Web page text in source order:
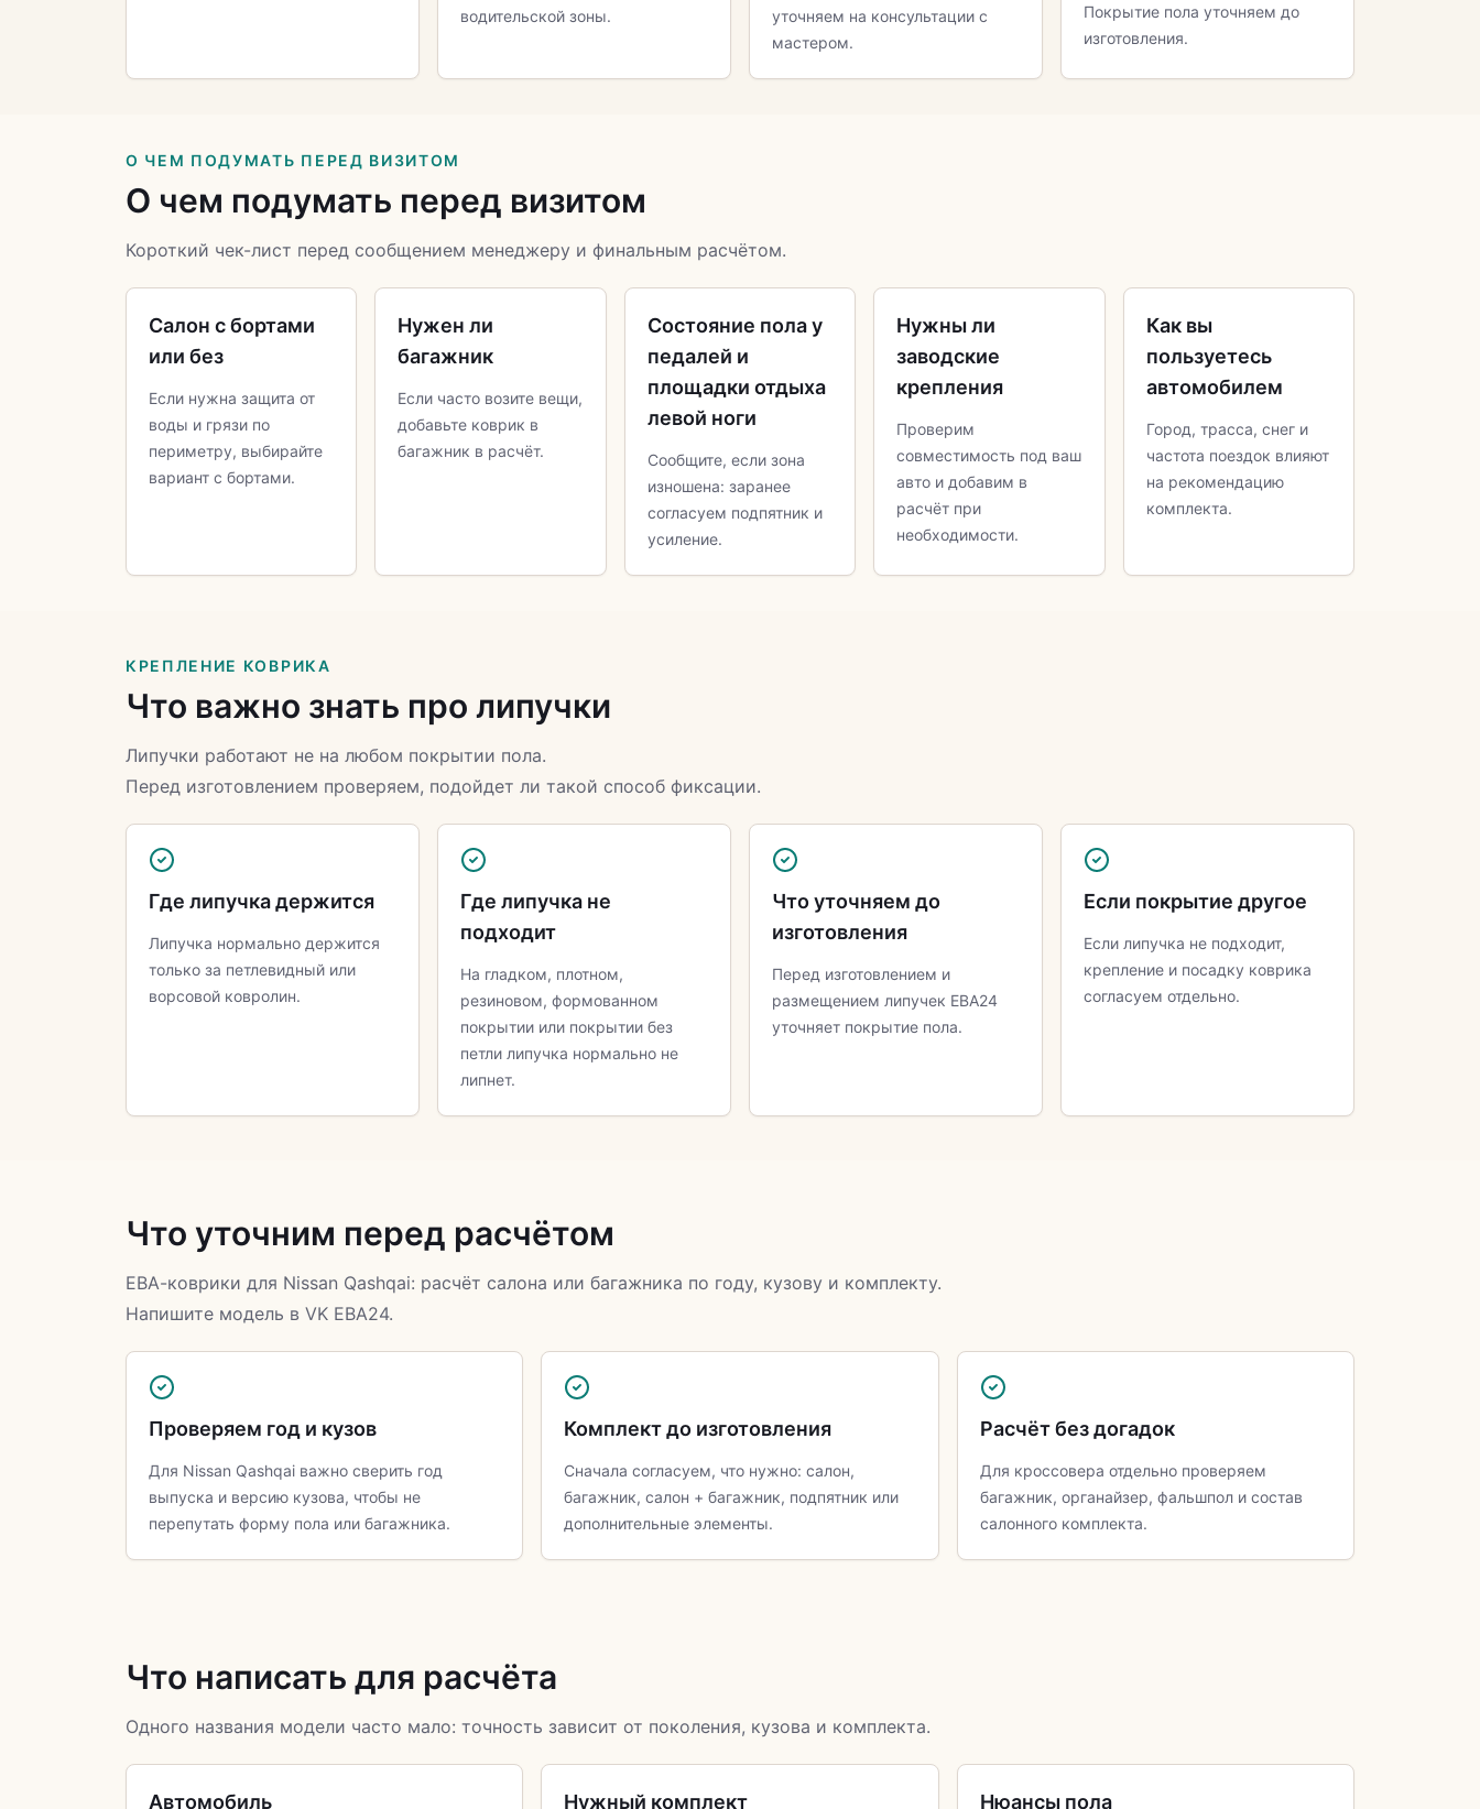
водительской зоны.
уточняем на консультации с
мастером.
Покрытие пола уточняем до
изготовления.
О ЧЕМ ПОДУМАТЬ ПЕРЕД ВИЗИТОМ
О чем подумать перед визитом
Короткий чек-лист перед сообщением менеджеру и финальным расчётом.
Салон с бортами
или без
Если нужна защита от
воды и грязи по
периметру, выбирайте
вариант с бортами.
Нужен ли
багажник
Если часто возите вещи,
добавьте коврик в
багажник в расчёт.
Состояние пола у
педалей и
площадки отдыха
левой ноги
Сообщите, если зона
изношена: заранее
согласуем подпятник и
усиление.
Нужны ли
заводские
крепления
Проверим
совместимость под ваш
авто и добавим в
расчёт при
необходимости.
Как вы
пользуетесь
автомобилем
Город, трасса, снег и
частота поездок влияют
на рекомендацию
комплекта.
КРЕПЛЕНИЕ КОВРИКА
Что важно знать про липучки
Липучки работают не на любом покрытии пола.
Перед изготовлением проверяем, подойдет ли такой способ фиксации.
Где липучка держится
Липучка нормально держится
только за петлевидный или
ворсовой ковролин.
Где липучка не
подходит
На гладком, плотном,
резиновом, формованном
покрытии или покрытии без
петли липучка нормально не
липнет.
Что уточняем до
изготовления
Перед изготовлением и
размещением липучек ЕВА24
уточняет покрытие пола.
Если покрытие другое
Если липучка не подходит,
крепление и посадку коврика
согласуем отдельно.
Что уточним перед расчётом
ЕВА-коврики для Nissan Qashqai: расчёт салона или багажника по году, кузову и комплекту.
Напишите модель в VK ЕВА24.
Проверяем год и кузов
Для Nissan Qashqai важно сверить год
выпуска и версию кузова, чтобы не
перепутать форму пола или багажника.
Комплект до изготовления
Сначала согласуем, что нужно: салон,
багажник, салон + багажник, подпятник или
дополнительные элементы.
Расчёт без догадок
Для кроссовера отдельно проверяем
багажник, органайзер, фальшпол и состав
салонного комплекта.
Что написать для расчёта
Одного названия модели часто мало: точность зависит от поколения, кузова и комплекта.
Автомобиль Нужный комплект Нюансы пола